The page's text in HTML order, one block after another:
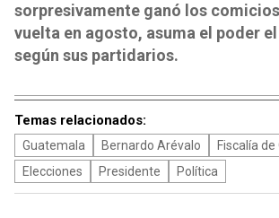
sorpresivamente ganó los
vuelta en agosto, asuma el poder
según sus partidarios.
Temas relacionados:
Guatemala Bernardo Arévalo
Fiscalía
Elecciones
Presidente Política